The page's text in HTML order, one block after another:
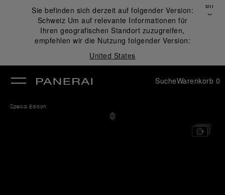
Sie befinden sich derzeit auf folgender Version:
Schweiz Um auf relevante Informationen für
Ihren geografischen Standort zuzugreifen,
empfehlen wir die Nutzung folgender Version:
United States
Schließen
✕
SucheWarenkorb 0
Special Edition